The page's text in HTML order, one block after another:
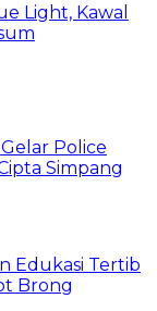
Light, Kawal
Police
Simpang
Edukasi Tertib
Brong